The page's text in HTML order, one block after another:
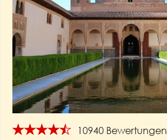
★★★★★ 10940 Bewertungen